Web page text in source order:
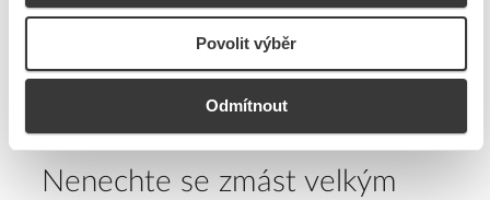
Povolit výběr
Odmítnout
LED diody jsou z těchto svítidel energeticky nejméně
náročné, mají obrovskou účinnost a díky tomu jsou
dnes tím nejčastějším typem světelného zdroje všude
Nenechte se zmást velkým